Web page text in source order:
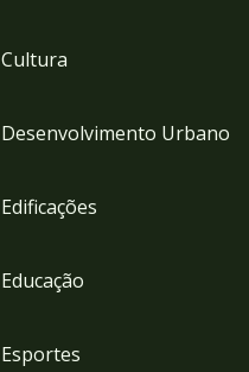
Cultura
Desenvolvimento Urbano
Edificações
Educação
Esportes